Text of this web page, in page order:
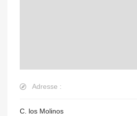
Adresse :
C. los Molinos